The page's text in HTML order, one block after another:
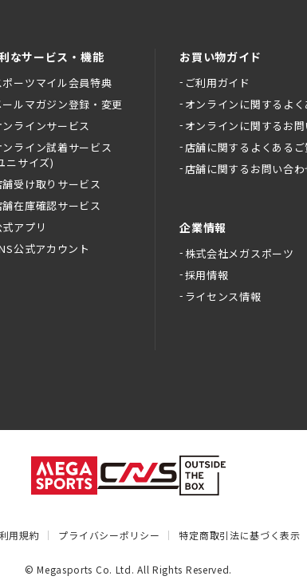
なサービス・機能
ポーツマイル会員特典
ールマガジン登録・変更
ンラインサービス
ンライン試着サービス
ニサイズ)
舗受け取りサービス
舗在庫確認サービス
式アプリ
公式アカウント
お買い物ガイド
ご利用ガイド
オンラインに関するよ
オンラインに関するお
店舗に関するよくあるご
店舗に関するお問い合わ
企業情報
株式会社メガスポーツ
採用情報
ライセンス情報
用規約 プライバシーポリシー 特定商取引法に基づく表示
© Megasports Co. Ltd. All Rights Reserved.